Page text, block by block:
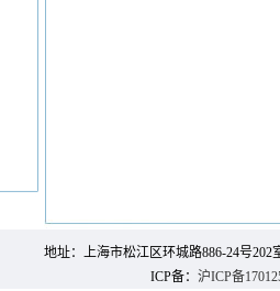
地址：上海市松江区环城路886-24号202
ICP备： 沪ICP备